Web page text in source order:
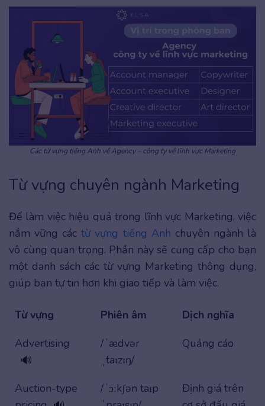
Các từ vựng tiếng Anh về Agency – công ty về lĩnh vực Marketing
Từ vựng chuyên ngành Marketing
Để làm việc hiệu quả trong lĩnh vực Marketing, việc
nắm vững cáctừ vựng tiếng Anh chuyên ngành là
vô cùng quan trọng. Phần này sẽ cung cấp cho bạn
một danh sách các từ vựng Marketing thông dụng,
giúp bạn tự tin hơn khi giao tiếp và làm việc.
Từ vựng Phiên âm
Dịch nghĩa
Advertising
🔊
/ˈædvər
ˌtaɪzɪŋ/
Quảng cáo
Auction-type
/ˈɔːkʃən taɪp
Định giá trên